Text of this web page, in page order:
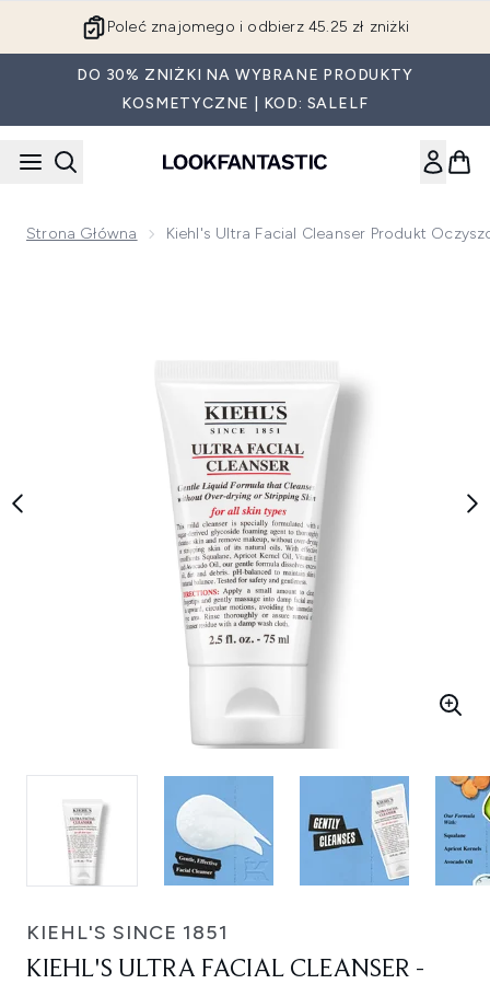
Poleć znajomego i odbierz 45.25 zł zniżki
DO 30% ZNIŻKI NA WYBRANE PRODUKTY
KOSMETYCZNE | KOD: SALELF
Strona Główna Kiehl's Ultra Facial Cleanser Produkt
KIEHL'S SINCE 1851
KIEHL'S ULTRA FACIAL CLEANSER -